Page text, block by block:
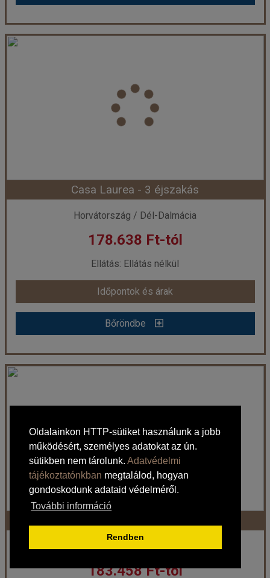
Oldalainkon HTTP-sütiket használunk a jobb
működésért, személyes adatokat az ún.
sütikben nem tárolunk. Adatvédelmi
tájékoztatónkban megtalálod, hogyan
gondoskodunk adataid védelméről.
További információ
Rendben
Falkensteiner Club Funimation Borik - 5 éjszakás
Város:Zadar
Utazás módja:
Egyénileg
Ellátás:
Félpanzió
Szálláskategória:Hotel ****
Időpont: 2026-11-02 | 5 éj
már 177.799 Ft-tól
Időpontok és árak
Bőröndbe
Casa Laurea - 3 éjszakás
Horvátország / Dél-Dalmácia
178.638 Ft-tól
Ellátás: Ellátás nélkül
Időpontok és árak
Bőröndbe
Casa Laurea - 3 éjszakás
Utazás módja:Egyénileg
Ellátás:Ellátás nélkül
Szálláskategória:Hotel ****
Szobatípus:Stúdió
Időtartam:3 éj
183.458 Ft-tól